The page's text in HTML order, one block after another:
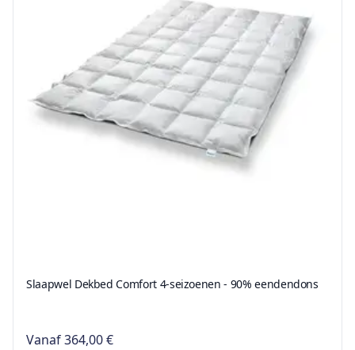
Slaapwel Dekbed Comfort 4-seizoenen - 90% eendendons
Vanaf364,00 €